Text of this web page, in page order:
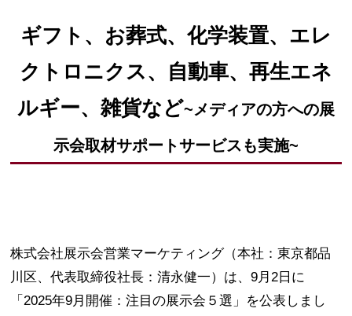
ギフト、お葬式、化学装置、エレ
クトロニクス、自動車、再生エネ
ルギー、雑貨など~メディアの方への展
示会取材サポートサービスも実施~
株式会社展示会営業マーケティング（本社：東京都品
川区、代表取締役社長：清永健一）は、9月2日に
「2025年9月開催：注目の展示会５選」を公表しまし